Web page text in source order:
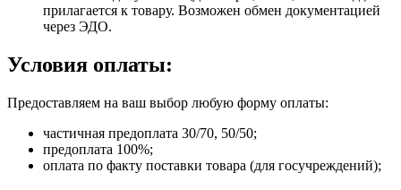
прилагается к товару. Возможен обмен документацией
через ЭДО.
Условия оплаты:
Предоставляем на ваш выбор любую форму оплаты:
частичная предоплата 30/70, 50/50;
предоплата 100%;
оплата по факту поставки товара (для госучреждений);